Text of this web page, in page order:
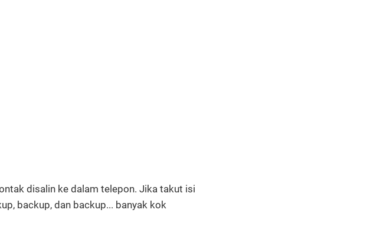
disalin ke dalam telepon. Jika takut isi
backup, dan backup... banyak kok